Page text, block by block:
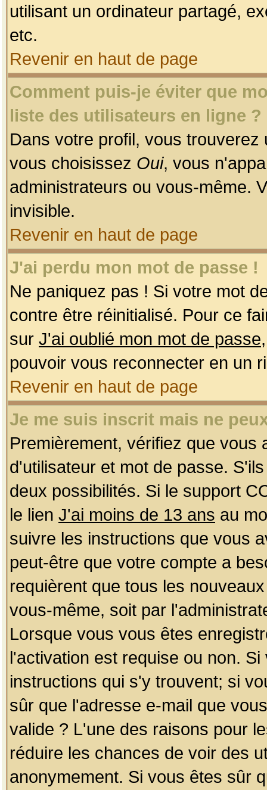
utilisant un ordinateur partagé,
etc.
Revenir en haut de page
Comment puis-je éviter que
liste des utilisateurs en ligne ?
Dans votre profil, vous
vous choisissez Oui, vous
administrateurs ou vous-même.
invisible.
Revenir en haut de page
J'ai perdu mon mot de passe !
Ne paniquez pas ! Si votre mot
contre être réinitialisé. Pour ce
sur J'ai oublié mon mot de passe
pouvoir vous reconnecter en un
Revenir en haut de page
Je me suis inscrit mais ne
Premièrement, vérifiez que
d'utilisateur et mot de passe.
deux possibilités. Si le support
le lien J'ai moins de 13 ans au
suivre les instructions que vous
peut-être que votre compte a
requièrent que tous les
vous-même, soit par
Lorsque vous vous êtes
l'activation est requise ou non.
instructions qui s'y trouvent; si
sûr que l'adresse e-mail que
valide ? L'une des raisons pour
réduire les chances de voir des
anonymement. Si vous êtes sûr